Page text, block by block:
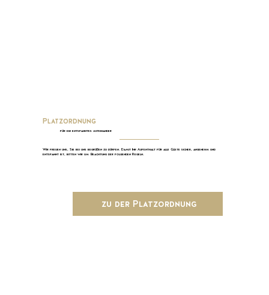
Platzordnung
für ein entspanntes miteinander
Wir freuen uns, Sie bei uns begrüßen zu dürfen. Damit Ihr Aufenthalt für alle Gäste sicher, angenehm und
entspannt ist, bitten wir um Beachtung der folgenden Regeln.
zu der Platzordnung